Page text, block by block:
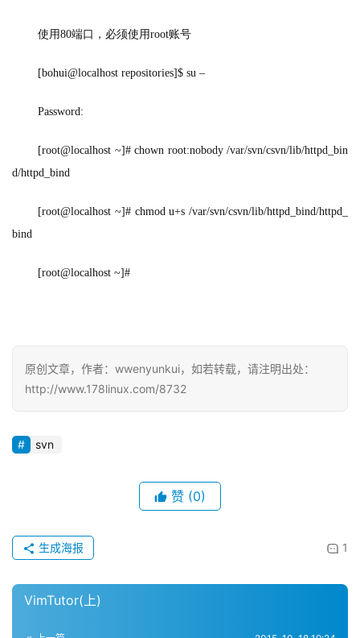
使用80端口，必须使用root账号
[bohui@localhost repositories]$ su –
Password:
[root@localhost ~]# chown root:nobody /var/svn/csvn/lib/httpd_bin
d/httpd_bind
[root@localhost ~]# chmod u+s /var/svn/csvn/lib/httpd_bind/httpd_
bind
[root@localhost ~]#
原创文章，作者：wwenyunkui，如若转载，请注明出处：
http://www.178linux.com/8732
svn
赞 (0)
1
生成海报
VimTutor(上)